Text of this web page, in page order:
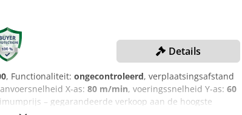
Details
, Functionaliteit: ongecontroleerd, verplaatsingsafstand
X-as: 80 m/min, voeringssnelheid Y-as: 60
– gegarandeerde verkoop aan de hoogste